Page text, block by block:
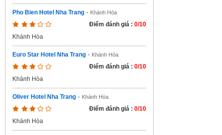
Pho Bien Hotel Nha Trang - Khánh Hòa
Điểm đánh giá : 0/10
Khánh Hòa
Euro Star Hotel Nha Trang - Khánh Hòa
Điểm đánh giá : 0/10
Khánh Hòa
Oliver Hotel Nha Trang - Khánh Hòa
Điểm đánh giá : 0/10
Khánh Hòa